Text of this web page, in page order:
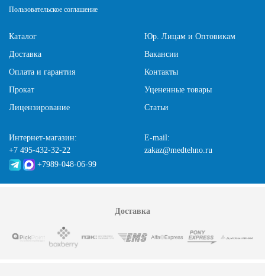
Пользовательское соглашение
Каталог
Доставка
Оплата и гарантия
Прокат
Лицензирование
Юр. Лицам и Оптовикам
Вакансии
Контакты
Уцененные товары
Статьи
Интернет-магазин:
+7 495-432-32-22
+7989-048-06-99
E-mail:
zakaz@medtehno.ru
Доставка